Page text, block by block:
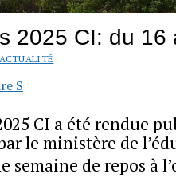
2025 CI: du 16
ACTUALITÉ
S
CI a été rendue
le ministère de
de repos à